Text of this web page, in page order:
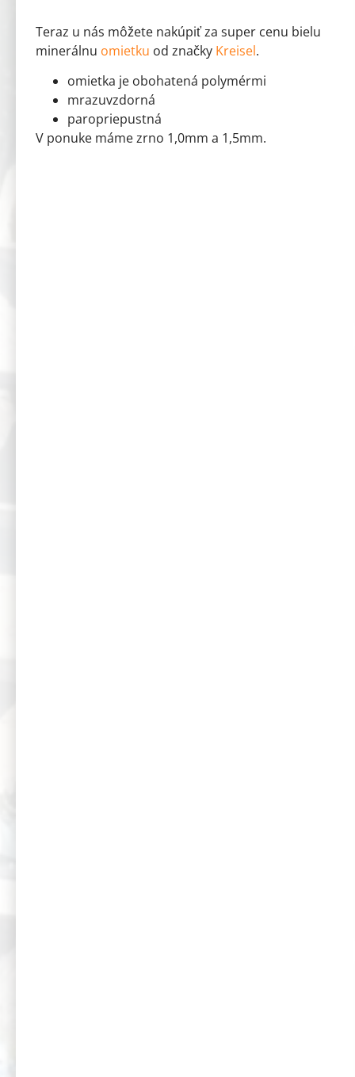
Teraz u nás môžete nakúpiť za super cenu bielu
minerálnu omietku od značky Kreisel.
omietka je obohatená polymérmi
mrazuvzdorná
paropriepustná
V ponuke máme zrno 1,0mm a 1,5mm.